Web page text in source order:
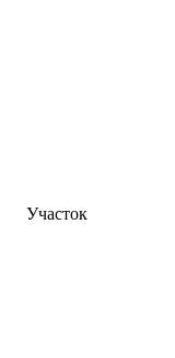
Участок